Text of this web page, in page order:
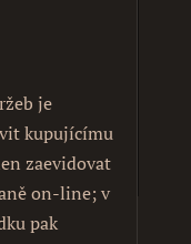
je
kupujícímu
zaevidovat
on-line; v
pak